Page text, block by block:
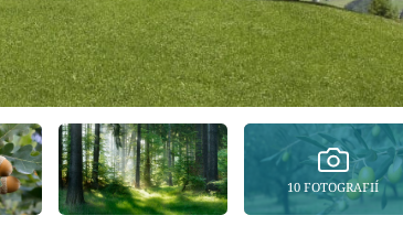
10 FOTOGRAFIÍ